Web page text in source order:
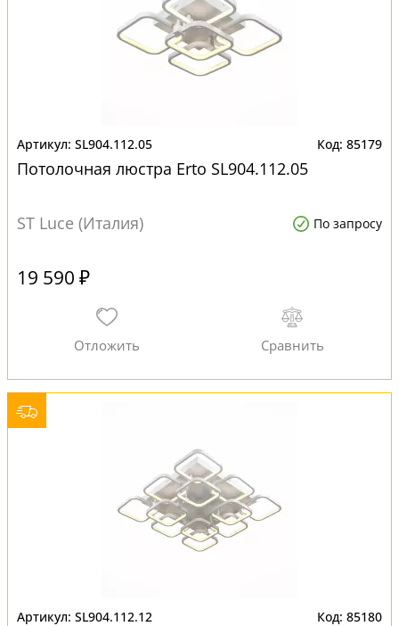
SL904.112.05 85179
Потолочная люстра Erto SL904.112.05
ST Luce (Италия) По запросу
19 590 ₽
SL904.112.12 85180